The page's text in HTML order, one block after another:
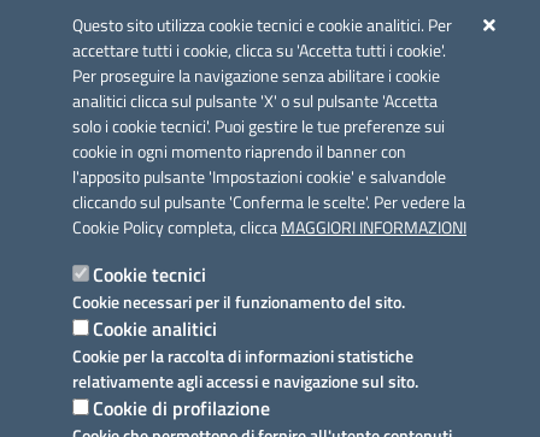
Questo sito utilizza cookie tecnici e cookie analitici. Per
accettare tutti i cookie, clicca su 'Accetta tutti i cookie'.
Per proseguire la navigazione senza abilitare i cookie
analitici clicca sul pulsante 'X' o sul pulsante 'Accetta
solo i cookie tecnici'. Puoi gestire le tue preferenze sui
cookie in ogni momento riaprendo il banner con
l'apposito pulsante 'Impostazioni cookie' e salvandole
cliccando sul pulsante 'Conferma le scelte'. Per vedere la
Cookie Policy completa, cliccaMAGGIORI INFORMAZIONI
Cookie tecnici
Cookie necessari per il funzionamento del sito.
Cookie analitici
Cookie per la raccolta di informazioni statistiche
relativamente agli accessi e navigazione sul sito.
Cookie di profilazione
Azione 2.3.
Link utili
Informativa privacy
Dichiarazione di accessibilità
Note legali
Domande frequenti